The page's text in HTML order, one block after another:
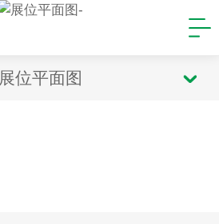
展位平面图